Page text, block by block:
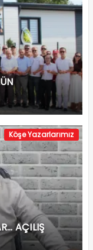
Köşe Yazarlarımız
AÇILIŞ